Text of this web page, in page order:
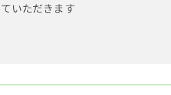
いただきます